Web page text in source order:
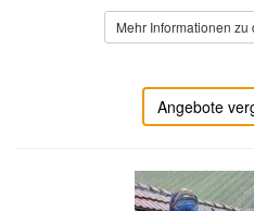
Mehr Informationen
Angebote